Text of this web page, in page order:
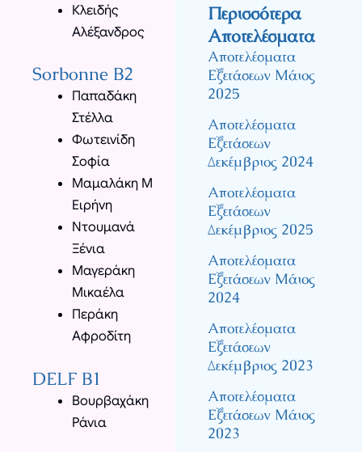
Κλειδής
Αλέξανδρος
Sorbonne B2
Παπαδάκη
Στέλλα
Φωτεινίδη
Σοφία
Μαμαλάκη Μ
Ειρήνη
Ντουμανά
Ξένια
Μαγεράκη
Μικαέλα
Περάκη
Αφροδίτη
DELF B1
Βουρβαχάκη
Ράνια
Περισσότερα
Αποτελέσματα
Αποτελέσματα
Εξετάσεων Μάιος
2025
Αποτελέσματα
Εξετάσεων
Δεκέμβριος 2024
Αποτελέσματα
Εξετάσεων
Δεκέμβριος 2025
Αποτελέσματα
Εξετάσεων Μάιος
2024
Αποτελέσματα
Εξετάσεων
Δεκέμβριος 2023
Αποτελέσματα
Εξετάσεων Μάιος
2023